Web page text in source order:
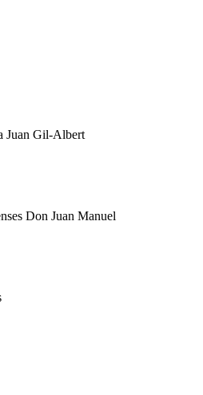
Juan Gil-Albert
Don Juan Manuel